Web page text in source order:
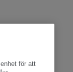
för att